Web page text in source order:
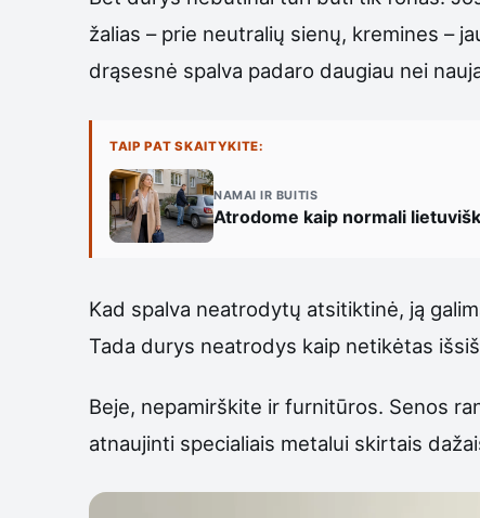
žalias – prie neutralių sienų, kremines –
drąsesnė spalva padaro daugiau nei
TAIP PAT SKAITYKITE:
NAMAI IR BUITIS
Atrodome kaip normali
Kad spalva neatrodytų atsitiktinė, ją
Tada durys neatrodys kaip netikėtas
Beje, nepamirškite ir furnitūros. Senos
atnaujinti specialiais metalui skirtais